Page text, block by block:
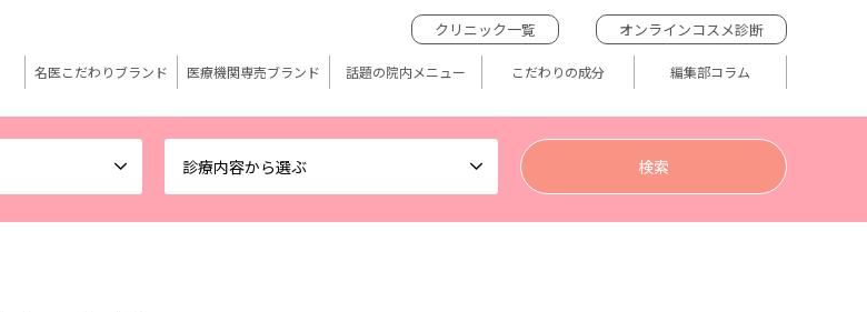
診療内容から選ぶ
クリニック一覧 オンラインコスメ診断
名医こだわりブランド 医療機関専売ブランド 話題の院内メニュー こだわりの成分 編集部コラム